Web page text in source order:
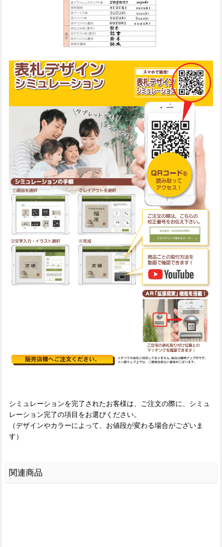
シミュレーションを完了されたお客様は、ご注文の際に、シミュ
レーション完了の項目をお選びください。
（デザインやカラーによって、お値段が変わる場合がございま
す）
関連商品